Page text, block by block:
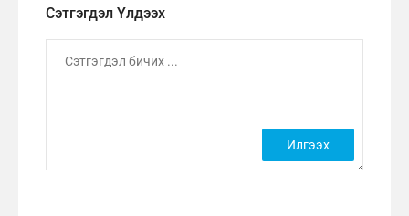
Сэтгэгдэл Үлдээх